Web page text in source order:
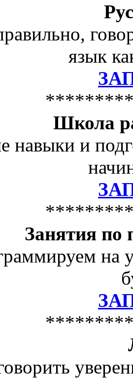
язык
Школа
навыки и
Занятия по
на